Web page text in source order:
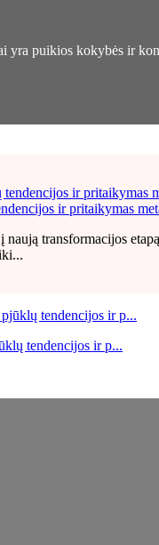
puikios kokybės ir
ir pritaikymas
naują transformacijos
tendencijos ir p...